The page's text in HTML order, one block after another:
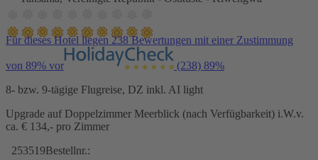
Für dieses Hotel liegen 238 Bewertungen mit einer Zustimmung
von 89% vor (238) 89%
8- bzw. 9-tägige Flugreise, DZ inkl. AI light
Upgrade auf Doppelzimmer Meerblick (nach Verfügbarkeit) i.W.v.
ca. € 134,- pro Zimmer
253519Bestellnr.: